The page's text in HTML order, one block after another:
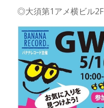
◎大須第1アメ横ビル2F